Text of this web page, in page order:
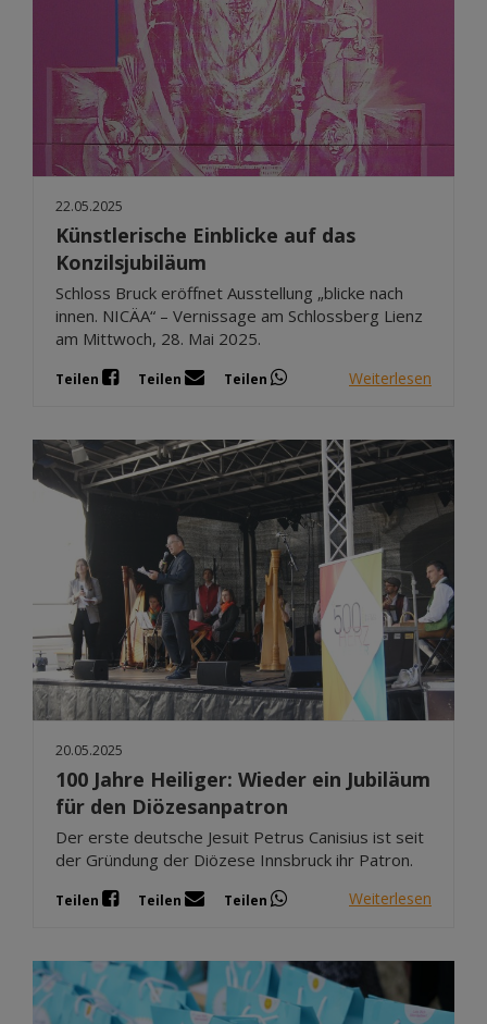
22.05.2025
Künstlerische Einblicke auf das
Konzilsjubiläum
Schloss Bruck eröffnet Ausstellung „blicke nach
innen. NICÄA“ – Vernissage am Schlossberg Lienz
am Mittwoch, 28. Mai 2025.
Teilen Teilen Teilen Weiterlesen
20.05.2025
100 Jahre Heiliger: Wieder ein Jubiläum
für den Diözesanpatron
Der erste deutsche Jesuit Petrus Canisius ist seit
der Gründung der Diözese Innsbruck ihr Patron.
Teilen Teilen Teilen Weiterlesen